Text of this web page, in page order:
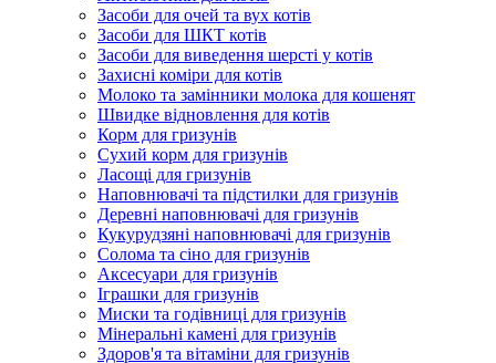
Засоби для очей та вух котів
Засоби для ШКТ котів
Засоби для виведення шерсті у котів
Захисні коміри для котів
Молоко та замінники молока для кошенят
Швидке відновлення для котів
Корм для гризунів
Сухий корм для гризунів
Ласощі для гризунів
Наповнювачі та підстилки для гризунів
Деревні наповнювачі для гризунів
Кукурудзяні наповнювачі для гризунів
Солома та сіно для гризунів
Аксесуари для гризунів
Іграшки для гризунів
Миски та годівниці для гризунів
Мінеральні камені для гризунів
Здоров'я та вітаміни для гризунів